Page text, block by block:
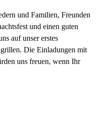
und Familien, Freunden
und einen guten
auf unser erstes
Die Einladungen mit
uns freuen, wenn Ihr